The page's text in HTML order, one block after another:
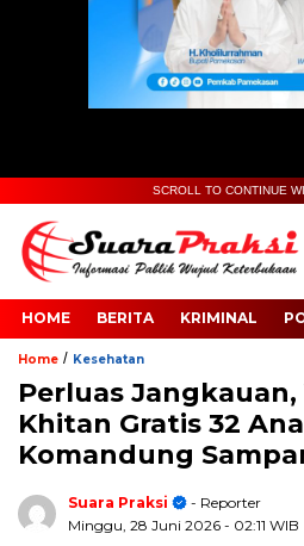
SCROLL TO CONTINUE
HOME BERITA KRIMINAL
Home / Kesehatan
Perluas Jangkauan,
Khitan Gratis 32
Komandung
Suara Praksi
- Reporter
Minggu, 28 Juni 2026 - 02:11 WIB